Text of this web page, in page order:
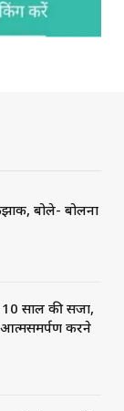
बोले- बोलना
साल की सजा,
आत्मसमर्पण करने